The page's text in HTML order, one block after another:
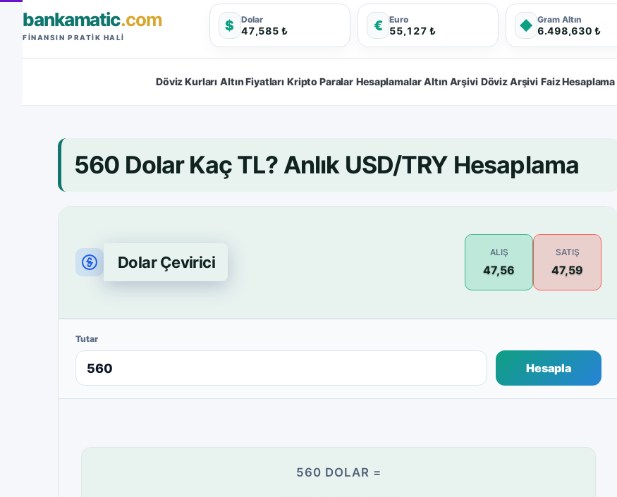
bankamatic.com
FINANSIN PRATIK HALI
$ Dolar
47,585 ₺ € Euro
55,127 ₺ ◆ Gram Altın
6.498,630 ₺
Döviz Kurları Altın Fiyatları Kripto Paralar Hesaplamalar Altın Arşivi Döviz Arşivi Faiz Hesaplama
560 Dolar Kaç TL? Anlık USD/TRY Hesaplama
Dolar Çevirici
ALIŞ
47,56
SATIŞ
47,59
Tutar
Hesapla
560 DOLAR =